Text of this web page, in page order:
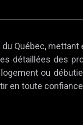
Québec,
détaillées des
ou
en toute